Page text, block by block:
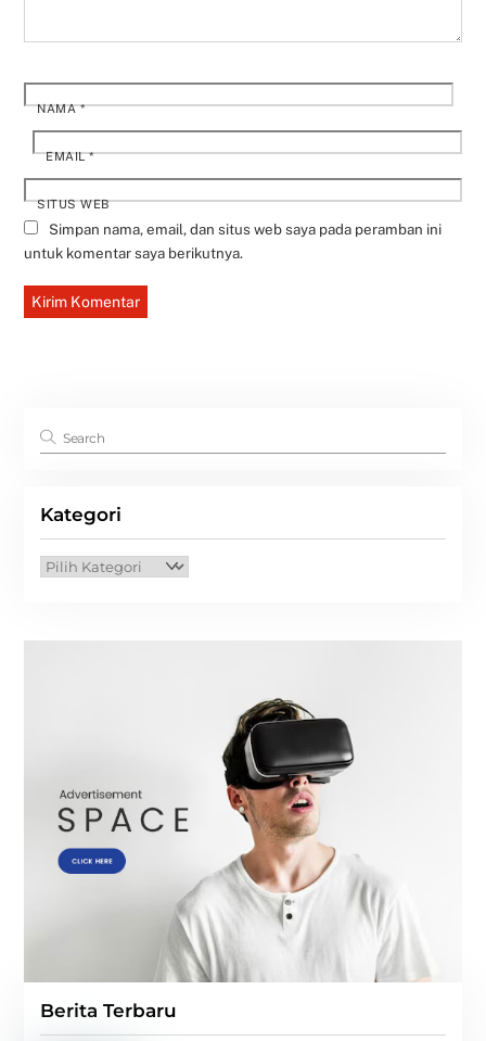
NAMA*
EMAIL*
SITUS WEB
Simpan nama, email, dan situs web saya pada peramban ini
untuk komentar saya berikutnya.
Kategori
Kategori
Berita Terbaru